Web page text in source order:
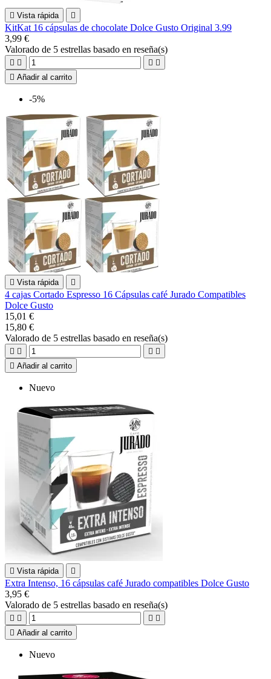
 Vista rápida 
KitKat 16 cápsulas de chocolate Dolce Gusto Original 3.99
3,99 €
Valorado de 5 estrellas basado en reseña(s)
   
 Añadir al carrito
-5%
 Vista rápida 
4 cajas Cortado Espresso 16 Cápsulas café Jurado Compatibles
Dolce Gusto
15,01 €
15,80 €
Valorado de 5 estrellas basado en reseña(s)
   
 Añadir al carrito
Nuevo
 Vista rápida 
Extra Intenso, 16 cápsulas café Jurado compatibles Dolce Gusto
3,95 €
Valorado de 5 estrellas basado en reseña(s)
   
 Añadir al carrito
Nuevo